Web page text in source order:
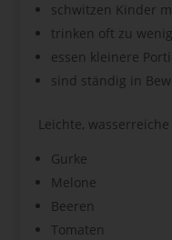
schwitzen Kinder
trinken oft zu wenig
essen kleinere
sind ständig in
Leichte,
Gurke
Melone
Beeren
Tomaten